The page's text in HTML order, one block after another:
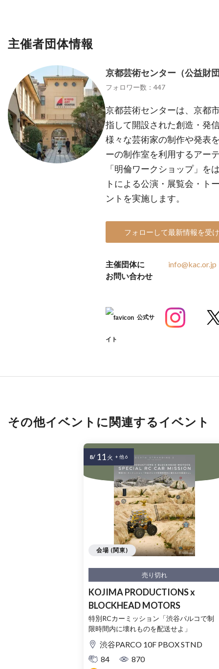
主催者団体情報
京都芸術センター（公益財
フォロワー数：447
京都芸術センターは、京都
指して開設された創造・発
様々な芸術家の制作や発表
ーの制作室を利用するアー
「明倫ワークショップ」を
トによる公演・展覧会・ト
ントを実施します。
フォローして最新情報を受
主催団体に
お問い合わせ
info@kac.or.jp
公式サ
イト
その他イベントに関連するイベント
売り切れ
KOJIMA PRODUCTIONS x
BLOCKHEAD MOTORS
特別RCカーミッション「渋谷パルコで制
限時間内に壊れものを配送せよ」
渋谷PARCO 10F PBOX STND
84
870
会場 (関東)
8/ 11 火 + 他 6